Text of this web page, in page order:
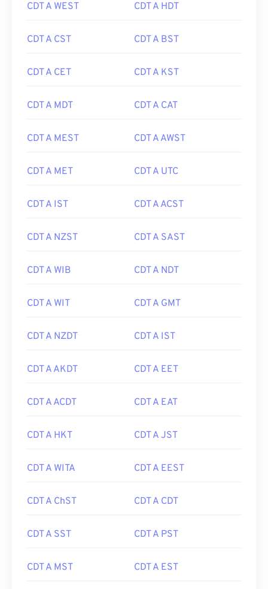
CDT A WEST CDT A HDT
CDT A CST CDT A BST
CDT A CET CDT A KST
CDT A MDT CDT A CAT
CDT A MEST CDT A AWST
CDT A MET CDT A UTC
CDT A IST CDT A ACST
CDT A NZST CDT A SAST
CDT A WIB CDT A NDT
CDT A WIT CDT A GMT
CDT A NZDT CDT A IST
CDT A AKDT CDT A EET
CDT A ACDT CDT A EAT
CDT A HKT CDT A JST
CDT A WITA CDT A EEST
CDT A ChST CDT A CDT
CDT A SST CDT A PST
CDT A MST CDT A EST